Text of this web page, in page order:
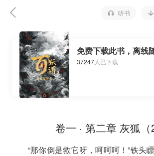
听书
免费下载此书，离线
37247人已下载
卷一 · 第二章 灰狐（
“那你倒是救它呀，呵呵呵！”铁头